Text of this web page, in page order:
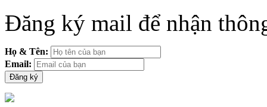
Đăng ký mail để nhận
Họ & Tên:
Email: